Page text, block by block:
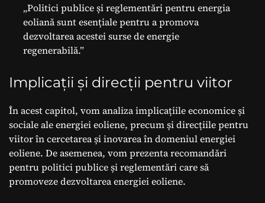
„Politici publice și reglementări pentru energia
eoliană sunt esențiale pentru a promova
dezvoltarea acestei surse de energie
regenerabilă.”
Implicații și direcții pentru viitor
În acest capitol, vom analiza implicațiile economice și
sociale ale energiei eoliene, precum și direcțiile pentru
viitor în cercetarea și inovarea în domeniul energiei
eoliene. De asemenea, vom prezenta recomandări
pentru politici publice și reglementări care să
promoveze dezvoltarea energiei eoliene.